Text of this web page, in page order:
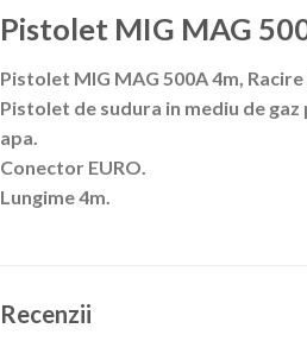
Pistolet MIG MAG
Pistolet MIG MAG 500A 4m, Racire
Pistolet de sudura in mediu de
apa.
Conector EURO.
Lungime 4m.
Recenzii